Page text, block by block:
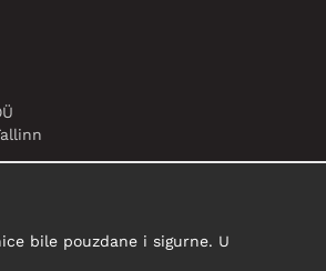
bile pouzdane i sigurne. U